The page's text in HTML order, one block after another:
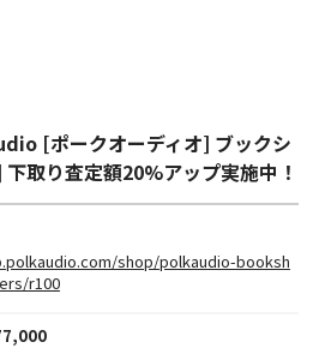
[ポークオーディオ] ブックシ
取り査定額20%アップ実施中！
shop/polkaudio-booksh
r100